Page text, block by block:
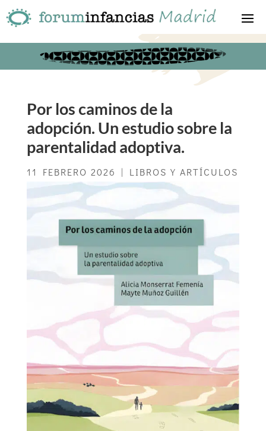
Por los caminos de la
adopción. Un estudio sobre la
parentalidad adoptiva.
11 FEBRERO 2026 | LIBROS Y ARTÍCULOS